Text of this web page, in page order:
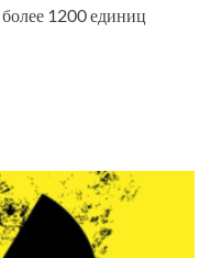
1200 единиц